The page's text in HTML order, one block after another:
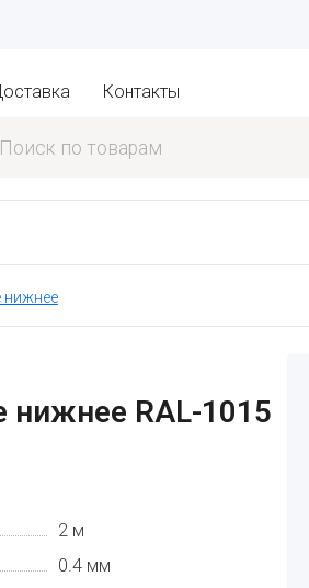
Контакты
нижнее
RAL-1015
2 м
0.4 мм